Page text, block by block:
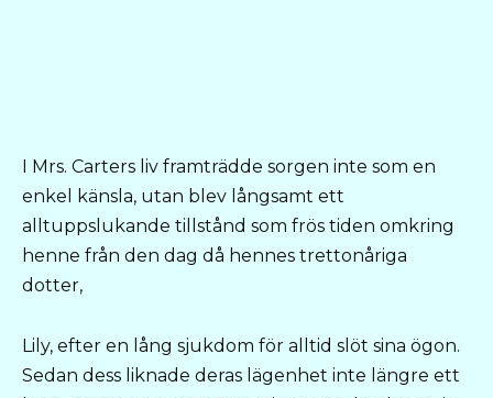
I Mrs. Carters liv framträdde sorgen inte som en
enkel känsla, utan blev långsamt ett
alltuppslukande tillstånd som frös tiden omkring
henne från den dag då hennes trettonåriga
dotter,
Lily, efter en lång sjukdom för alltid slöt sina ögon.
Sedan dess liknade deras lägenhet inte längre ett